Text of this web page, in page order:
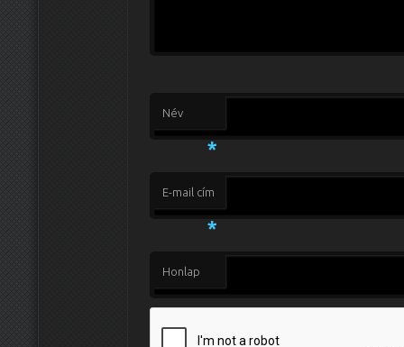
Név
*
E-mail cím
*
Honlap